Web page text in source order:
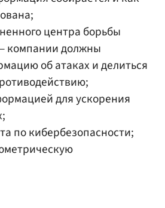
центра борьбы
компании должны
об атаках и делиться
для ускорения
по кибербезопасности;